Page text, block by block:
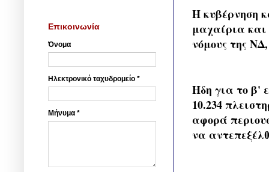
Η κυβέρνηση
μαχαίρια και
νόμους της
Ηδη για το β'
10.234
αφορά
να
Επικοινωνία
Όνομα
Ηλεκτρονικό ταχυδρομείο *
Μήνυμα *